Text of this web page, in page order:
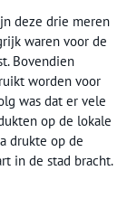
deze drie meren
waren voor de
Bovendien
worden voor
was dat er vele
op de lokale
drukte op de
in de stad bracht.